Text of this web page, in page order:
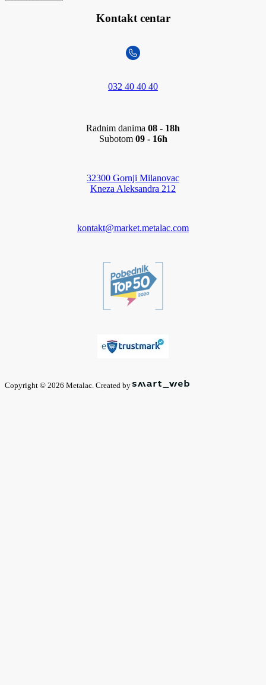
Kontakt centar
032 40 40 40
Radnim danima 08 - 18h
Subotom 09 - 16h
32300 Gornji Milanovac
Kneza Aleksandra 212
kontakt@market.metalac.com
Copyright © 2026 Metalac. Created by